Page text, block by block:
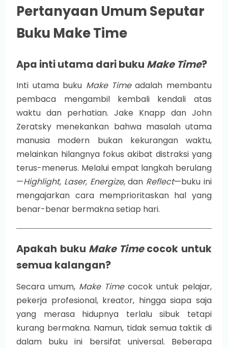
Pertanyaan Umum Seputar
Buku Make Time
Apa inti utama dari buku Make Time?
Inti utama buku Make Timeadalah membantu
pembaca mengambil kembali kendali atas
waktu dan perhatian. Jake Knapp dan John
Zeratsky menekankan bahwa masalah utama
manusia modern bukan kekurangan waktu,
melainkan hilangnya fokus akibat distraksi yang
terus-menerus. Melalui empat langkah berulang
—Highlight, Laser, Energize,dan Reflect—buku ini
mengajarkan cara memprioritaskan hal yang
benar-benar bermakna setiap hari.
Apakah buku Make Timecocok untuk
semua kalangan?
Secara umum, Make Timecocok untuk pelajar,
pekerja profesional, kreator, hingga siapa saja
yang merasa hidupnya terlalu sibuk tetapi
kurang bermakna. Namun, tidak semua taktik di
dalam buku ini bersifat universal. Beberapa